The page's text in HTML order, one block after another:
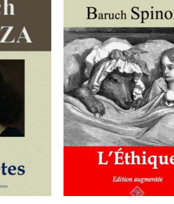
AJOUTER AU PANIER
DÉTAILS